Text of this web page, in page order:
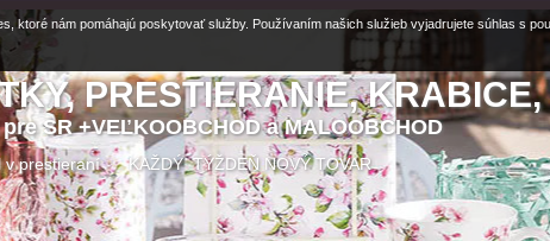
PRESTIERANIE,
SR +VEĽKOOBCHOD a MALOOBCHOD
v prestieraní KAŽDÝ TÝŽDEŇ NOVÝ TOVAR
ktoré nám pomáhajú poskytovať služby. Používaním našich služieb vyjadrujete súhlas s